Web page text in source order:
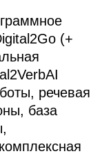
(+
речевая
база